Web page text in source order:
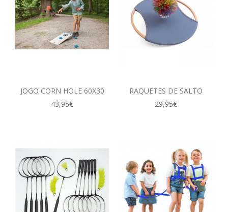
JOGO CORN HOLE 60X30
43,95€
RAQUETES DE SALTO
29,95€